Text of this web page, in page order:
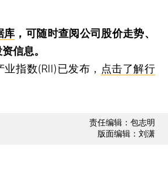
库 ，可随时查阅公司股价走势、
信息。
指数(RII)已发布， 点击了解行
责任编辑：包志明
版面编辑：刘潇